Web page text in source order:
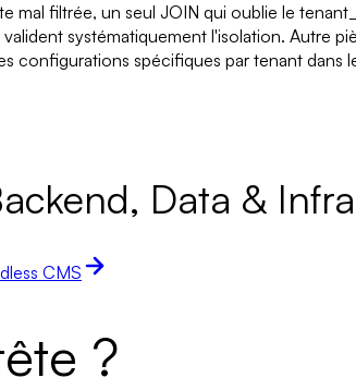
mal filtrée, un seul JOIN qui oublie le
systématiquement l'isolation. Autre
configurations spécifiques par tenant
Data & Infra
CMS
?